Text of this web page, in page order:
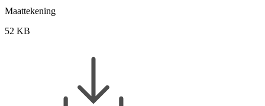
Maattekening
52 KB